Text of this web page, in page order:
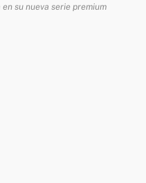
su nueva serie premium